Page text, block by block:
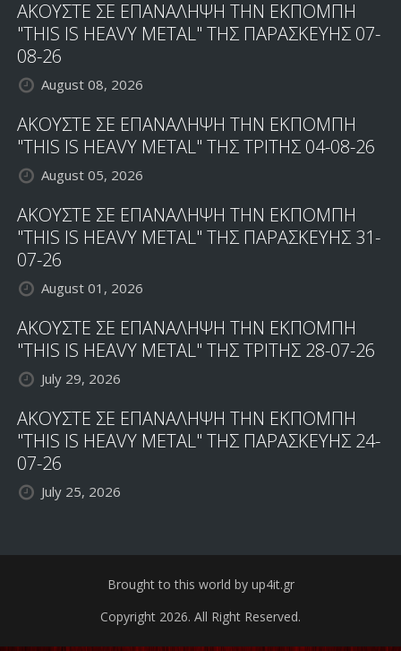
ΑΚΟΥΣΤΕ ΣΕ ΕΠΑΝΑΛΗΨΗ ΤΗΝ ΕΚΠΟΜΠΗ
"THIS IS HEAVY METAL" ΤΗΣ ΠΑΡΑΣΚΕΥΗΣ 07-
08-26
August 08, 2026
ΑΚΟΥΣΤΕ ΣΕ ΕΠΑΝΑΛΗΨΗ ΤΗΝ ΕΚΠΟΜΠΗ
"THIS IS HEAVY METAL" ΤΗΣ ΤΡΙΤΗΣ 04-08-26
August 05, 2026
ΑΚΟΥΣΤΕ ΣΕ ΕΠΑΝΑΛΗΨΗ ΤΗΝ ΕΚΠΟΜΠΗ
"THIS IS HEAVY METAL" ΤΗΣ ΠΑΡΑΣΚΕΥΗΣ 31-
07-26
August 01, 2026
ΑΚΟΥΣΤΕ ΣΕ ΕΠΑΝΑΛΗΨΗ ΤΗΝ ΕΚΠΟΜΠΗ
"THIS IS HEAVY METAL" ΤΗΣ ΤΡΙΤΗΣ 28-07-26
July 29, 2026
ΑΚΟΥΣΤΕ ΣΕ ΕΠΑΝΑΛΗΨΗ ΤΗΝ ΕΚΠΟΜΠΗ
"THIS IS HEAVY METAL" ΤΗΣ ΠΑΡΑΣΚΕΥΗΣ 24-
07-26
July 25, 2026
Brought to this world by up4it.gr
Copyright 2026. All Right Reserved.